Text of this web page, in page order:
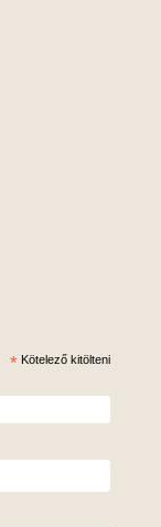
* Kötelező kitölteni